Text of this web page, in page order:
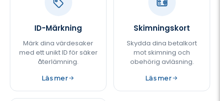
ID-Märkning
Märk dina värdesaker
med ett unikt ID för säker
återlämning.
Läs mer
Skimningskort
Skydda dina betalkort
mot skimning och
obehörig avläsning.
Läs mer